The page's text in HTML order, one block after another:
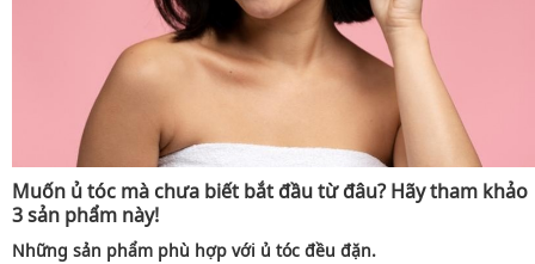
Muốn ủ tóc mà chưa biết bắt đầu từ đâu? Hãy tham khảo
3 sản phẩm này!
Những sản phẩm phù hợp với ủ tóc đều đặn.